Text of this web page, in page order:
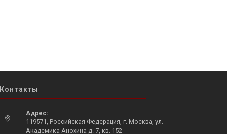
Контакты
Адрес:
119571, Российская Федерация, г. Москва, ул.
Академика Анохина д. 7, кв. 152